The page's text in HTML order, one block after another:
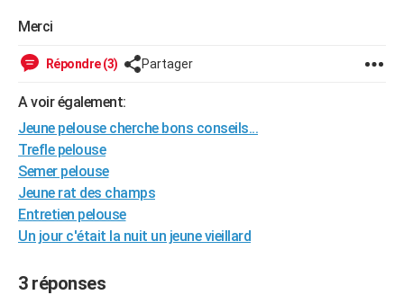
Merci
Répondre (3) Partager
A voir également:
Jeune pelouse cherche bons conseils...
Trefle pelouse
Semer pelouse
Jeune rat des champs
Entretien pelouse
Un jour c'était la nuit un jeune vieillard
3 réponses